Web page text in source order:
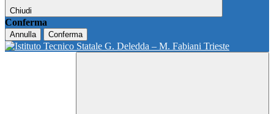
Chiudi
Conferma
Annulla Conferma